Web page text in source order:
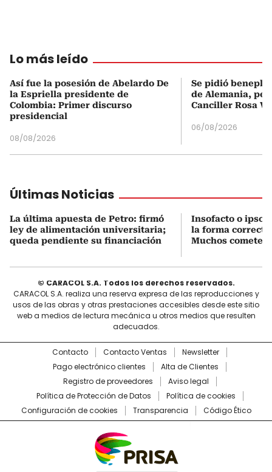
Lo más leído
Así fue la posesión de Abelardo De
la Espriella presidente de
Colombia: Primer discurso
presidencial
08/08/2026
Se pidió
de Alemania,
Canciller Rosa
06/08/2026
Últimas Noticias
La última apuesta de Petro: firmó
ley de alimentación universitaria;
queda pendiente su financiación
Insofacto o ipso
la forma
Muchos
© CARACOL S.A. Todos los derechos reservados.
CARACOL S.A. realiza una reserva expresa de las reproducciones y
usos de las obras y otras prestaciones accesibles desde este sitio
web a medios de lectura mecánica u otros medios que resulten
adecuados.
Contacto Contacto Ventas
Newsletter
Pago electrónico clientes
Alta de Clientes
Registro de proveedores
Aviso legal
Política de Protección de Datos
Política de cookies
Configuración de cookies
Transparencia Código Ético